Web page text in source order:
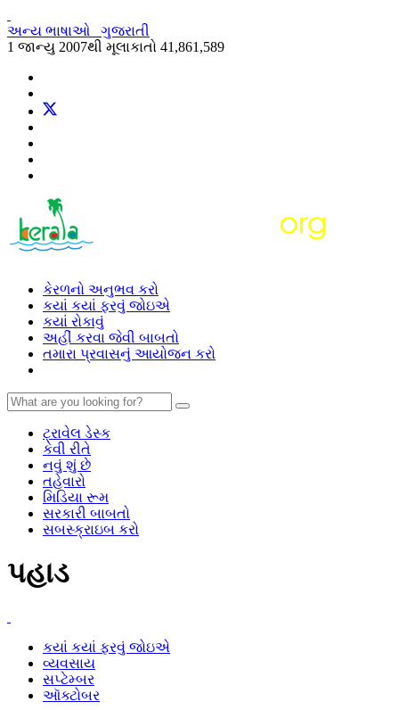
અન્ય ભાષાઓ
ગુજરાતી
1 જાન્યુ 2007થી મૂલાકાતો 41,861,589
કેરળનો અનુભવ કરો
કયાં કયાં ફરવું જોઇએ
કયાં રોકાવું
અહીં કરવા જેવી બાબતો
તમારા પ્રવાસનું આયોજન કરો
ટ્રાવેલ ડેસ્ક
કેવી રીતે
નવું શું છે
તહેવારો
મિડિયા રૂમ
સરકારી બાબતો
સબસ્ક્રાઇબ કરો
પહાડ
કયાં કયાં ફરવું જોઇએ
વ્યવસાય
સપ્ટેમ્બર
ઑક્ટોબર